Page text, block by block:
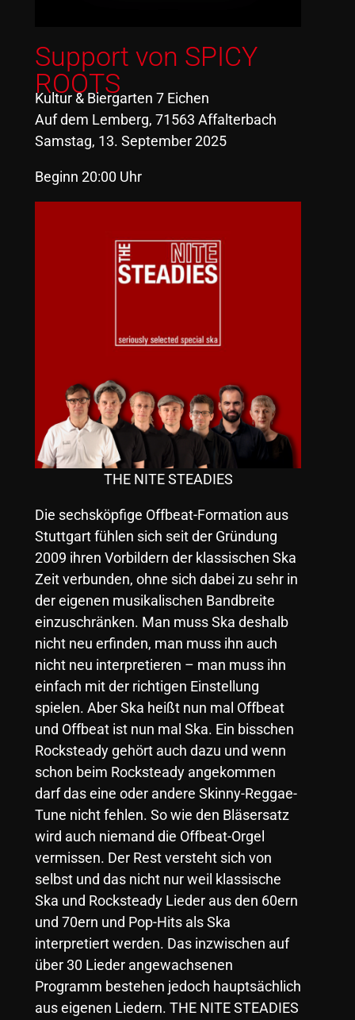
Support von SPICY
ROOTS
Kultur & Biergarten 7 Eichen
Auf dem Lemberg, 71563 Affalterbach
Samstag, 13. September 2025
Beginn 20:00 Uhr
THE NITE STEADIES
Die sechsköpfige Offbeat-Formation aus
Stuttgart fühlen sich seit der Gründung
2009 ihren Vorbildern der klassischen Ska
Zeit verbunden, ohne sich dabei zu sehr in
der eigenen musikalischen Bandbreite
einzuschränken. Man muss Ska deshalb
nicht neu erfinden, man muss ihn auch
nicht neu interpretieren – man muss ihn
einfach mit der richtigen Einstellung
spielen. Aber Ska heißt nun mal Offbeat
und Offbeat ist nun mal Ska. Ein bisschen
Rocksteady gehört auch dazu und wenn
schon beim Rocksteady angekommen
darf das eine oder andere Skinny-Reggae-
Tune nicht fehlen. So wie den Bläsersatz
wird auch niemand die Offbeat-Orgel
vermissen. Der Rest versteht sich von
selbst und das nicht nur weil klassische
Ska und Rocksteady Lieder aus den 60ern
und 70ern und Pop-Hits als Ska
interpretiert werden. Das inzwischen auf
über 30 Lieder angewachsenen
Programm bestehen jedoch hauptsächlich
aus eigenen Liedern. THE NITE STEADIES